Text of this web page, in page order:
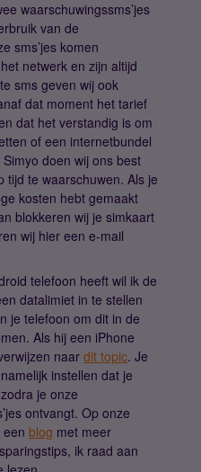
waarschuwingssms’jes
van de
sms’jes komen
netwerk en zijn altijd
sms geven wij ook
dat moment het tarief
dat het verstandig is om
of een internetbundel
doen wij ons best
tijd te waarschuwen. Als je
kosten hebt gemaakt
blokkeren wij je simkaart
wij hier een e-mail
telefoon heeft wil ik de
datalimiet in te stellen
je telefoon om dit in de
Als hij een iPhone
naar dit topic. Je
instellen dat je
je onze
ontvangt. Op onze
blog met meer
ik raad aan